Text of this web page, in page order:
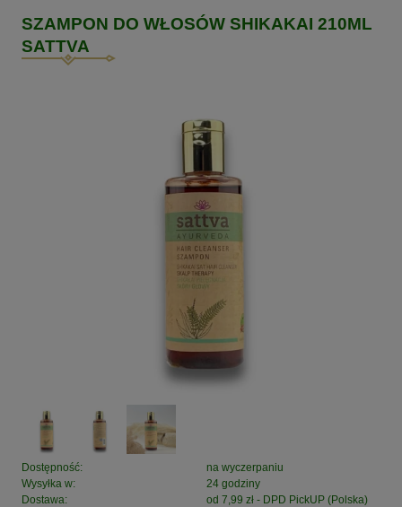
SZAMPON DO WŁOSÓW SHIKAKAI 210ML
SATTVA
Dostępność:
na wyczerpaniu
Wysyłka w:
24 godziny
Dostawa:
od 7,99 zł - DPD PickUP (Polska)